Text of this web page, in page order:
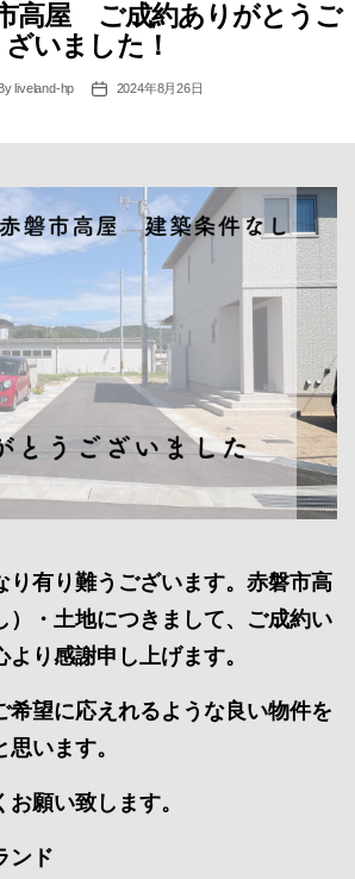
市高屋 ご成約ありがとうご
ざいました！
By liveland-hp
Post2024年8月26日
り有り難うございます。赤磐市高
）・土地につきまして、ご成約い
り感謝申し上げます。
希望に応えれるような良い物件を
います。
願い致します。
ンド